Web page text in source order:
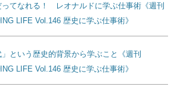
ってなれる！ レオナルドに学ぶ仕事術《週刊
LIFE Vol.146 歴史に学ぶ仕事術》
」という歴史的背景から学ぶこと《週刊
LIFE Vol.146 歴史に学ぶ仕事術》